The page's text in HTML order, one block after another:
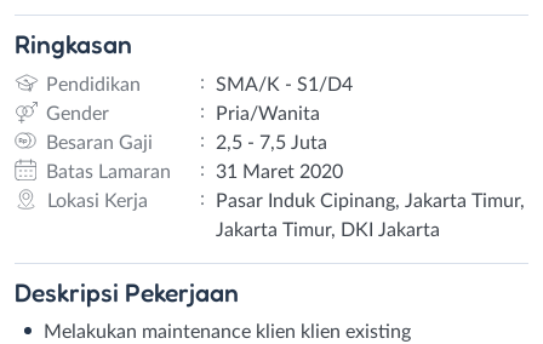
Ringkasan
Pendidikan :
SMA/K - S1/D4
Gender
:
Pria/Wanita
Besaran Gaji
:
2,5 - 7,5 Juta
Batas Lamaran
:
31 Maret 2020
Lokasi Kerja
:
Pasar Induk Cipinang, Jakarta Timur,
Jakarta Timur, DKI Jakarta
Deskripsi Pekerjaan
Melakukan maintenance klien klien existing